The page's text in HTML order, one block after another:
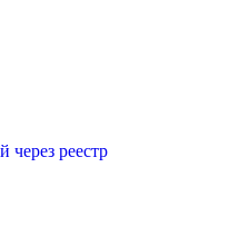
реестр